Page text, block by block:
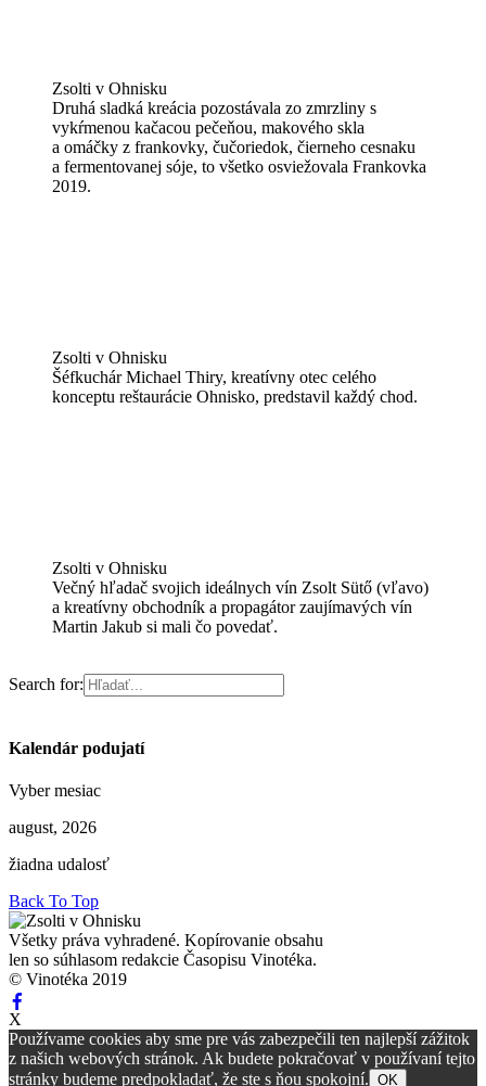
Zsolti v Ohnisku
Druhá sladká kreácia pozostávala zo zmrzliny s
vykŕmenou kačacou pečeňou, makového skla
a omáčky z frankovky, čučoriedok, čierneho cesnaku
a fermentovanej sóje, to všetko osviežovala Frankovka
2019.
Zsolti v Ohnisku
Šéfkuchár Michael Thiry, kreatívny otec celého
konceptu reštaurácie Ohnisko, predstavil každý chod.
Zsolti v Ohnisku
Večný hľadač svojich ideálnych vín Zsolt Sütő (vľavo)
a kreatívny obchodník a propagátor zaujímavých vín
Martin Jakub si mali čo povedať.
Search for:
Kalendár podujatí
Vyber mesiac
august, 2026
žiadna udalosť
Back To Top
Všetky práva vyhradené. Kopírovanie obsahu
len so súhlasom redakcie Časopisu Vinotéka.
© Vinotéka 2019
X
Používame cookies aby sme pre vás zabezpečili ten najlepší zážitok
z našich webových stránok. Ak budete pokračovať v používaní tejto
stránky budeme predpokladať, že ste s ňou spokojní. OK